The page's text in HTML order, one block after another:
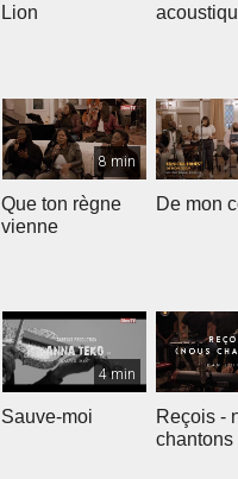
Lion
8 min
Que ton règne
vienne
De mon
4 min
Sauve-moi
Reçois -
chantons